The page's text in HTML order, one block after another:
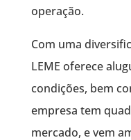
operação.
Com uma
LEME oferece
condições, bem
empresa tem
mercado, e vem